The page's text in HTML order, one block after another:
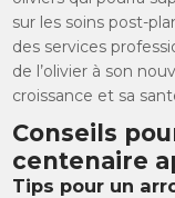
sur les soins post-
des services
de l’olivier à son
croissance et sa
Conseils
centenaire
Tips pour un